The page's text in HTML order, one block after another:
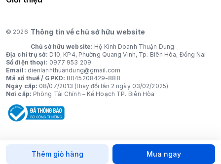
Thêm giỏ hàng Mua ngay
© 2026 Thông tin về chủ sở hữu website
Chủ sở hữu website: Hộ Kinh Doanh Thuận Dung
Địa chỉ trụ sở: D10, KP4, Phường Quang Vinh, Tp. Biên Hòa, Đồng Nai
Số điện thoại: 0977 953 209
Email: dienlanhthuandung@gmail.com
Mã số thuế / GPKD: 8045208429-888
Ngày cấp: 08/07/2013 (thay đổi lần 2 ngày 03/02/2025)
Nơi cấp: Phòng Tài Chính – Kế Hoạch TP. Biên Hòa